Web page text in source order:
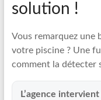
Expert
France
Recherche
de
fuite
piscine
solution !
Vous remarquez une
votre piscine ? Une
comment la détecter
L’agence